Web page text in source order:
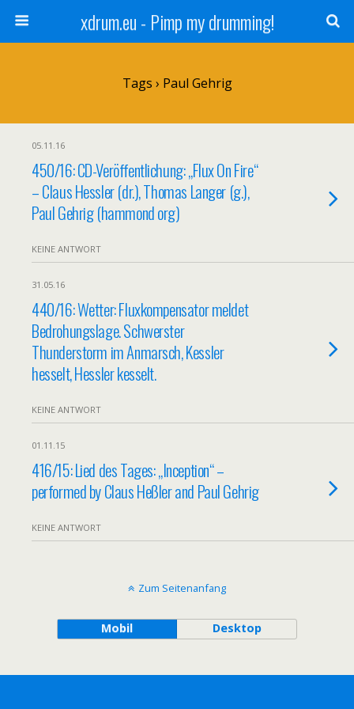
xdrum.eu - Pimp my drumming!
Tags › Paul Gehrig
05.11.16
450/16: CD-Veröffentlichung: „Flux On Fire“
– Claus Hessler (dr.), Thomas Langer (g.),
Paul Gehrig (hammond org)
KEINE ANTWORT
31.05.16
440/16: Wetter: Fluxkompensator meldet
Bedrohungslage. Schwerster
Thunderstorm im Anmarsch, Kessler
hesselt, Hessler kesselt.
KEINE ANTWORT
01.11.15
416/15: Lied des Tages: „Inception“ –
performed by Claus Heßler and Paul Gehrig
KEINE ANTWORT
Zum Seitenanfang
Mobil Desktop